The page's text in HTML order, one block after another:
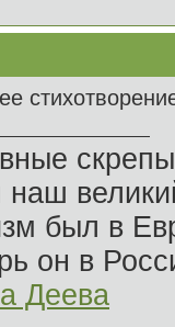
наш
был в
он в
Деева